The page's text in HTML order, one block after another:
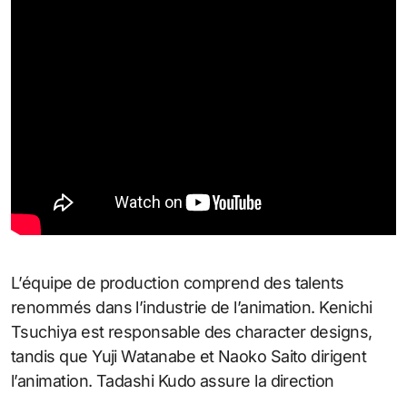
L’équipe de production comprend des talents
renommés dans l’industrie de l’animation. Kenichi
Tsuchiya est responsable des character designs,
tandis que Yuji Watanabe et Naoko Saito dirigent
l’animation. Tadashi Kudo assure la direction